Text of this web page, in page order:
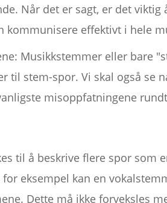
Når det er sagt, er det viktig
kommunisere effektivt i hele
Musikkstemmer eller bare
til stem-spor. Vi skal også se
misoppfatningene
til å beskrive flere spor som
eksempel kan en
Dette må ikke forveksles